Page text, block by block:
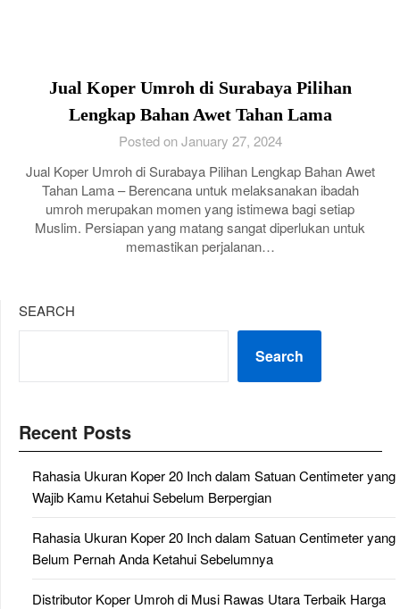
Jual Koper Umroh di Surabaya Pilihan
Lengkap Bahan Awet Tahan Lama
Posted on January 27, 2024
Jual Koper Umroh di Surabaya Pilihan Lengkap Bahan Awet
Tahan Lama – Berencana untuk melaksanakan ibadah
umroh merupakan momen yang istimewa bagi setiap
Muslim. Persiapan yang matang sangat diperlukan untuk
memastikan perjalanan…
SEARCH
Search
Recent Posts
Rahasia Ukuran Koper 20 Inch dalam Satuan Centimeter yang
Wajib Kamu Ketahui Sebelum Berpergian
Rahasia Ukuran Koper 20 Inch dalam Satuan Centimeter yang
Belum Pernah Anda Ketahui Sebelumnya
Distributor Koper Umroh di Musi Rawas Utara Terbaik Harga